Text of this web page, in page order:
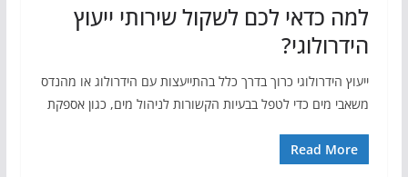
למה כדאי לכם לשקול שירותי ייעוץ
הידרולוגי?
ייעוץ הידרולוגי כרוך בדרך כלל בהתייעצות עם הידרולוג או מהנדס
משאבי מים כדי לטפל בבעיות הקשורות לניהול מים, כגון אספקת
Read More